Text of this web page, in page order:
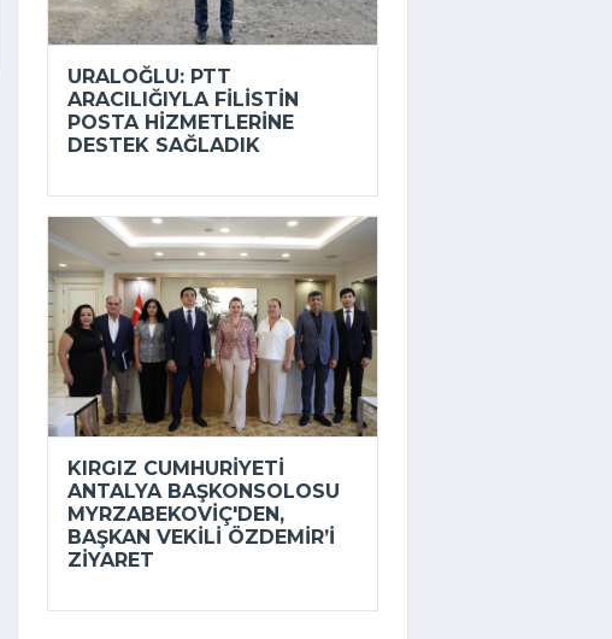
URALOĞLU: PTT
ARACILIĞIYLA FILISTIN
POSTA HIZMETLERINE
DESTEK SAĞLADIK
KIRGIZ CUMHURIYETI
ANTALYA BAŞKONSOLOSU
MYRZABEKOVIÇ'DEN,
BAŞKAN VEKILI ÖZDEMIR’I
ZIYARET